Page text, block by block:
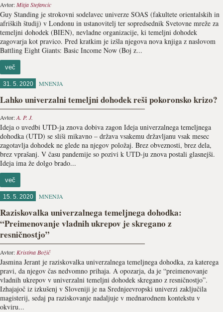
Avtor:Mitja Stefancic
Guy Standing je strokovni sodelavec univerze SOAS (fakultete orientalskih in
afriških študij) v Londonu in ustanovitelj ter sopredsednik Svetovne mreže za
temeljni dohodek (BIEN), nevladne organizacije, ki temeljni dohodek
zagovarja kot pravico. Pred kratkim je izšla njegova nova knjiga z naslovom
Battling Eight Giants: Basic Income Now (Boj z...
več
31. 5. 2020 MNENJA
Lahko univerzalni temeljni dohodek reši pokoronsko krizo?
Avtor:A. P. J.
Ideja o uvedbi UTD-ja znova dobiva zagon Ideja univerzalnega temeljnega
dohodka (UTD) se sliši mikavno – država vsakemu državljanu vsak mesec
zagotavlja dohodek ne glede na njegov položaj. Brez obveznosti, brez dela,
brez vprašanj. V času pandemije so pozivi k UTD-ju znova postali glasnejši.
Ideja ima že dolgo brado...
več
15. 5. 2020 MNENJA
Raziskovalka univerzalnega temeljnega dohodka:
“Preimenovanje vladnih ukrepov je skregano z
resničnostjo”
Avtor: Kristina Božič
Jasmina Jerant je raziskovalka univerzalnega temeljnega dohodka, za katerega
pravi, da njegov čas nedvomno prihaja. A opozarja, da je “preimenovanje
vladnih ukrepov v univerzalni temeljni dohodek skregano z resničnostjo”.
Izhajajoč iz izkušenj v Sloveniji je na Srednjeevropski univerzi zaključila
magisterij, sedaj pa raziskovanje nadaljuje v mednarodnem kontekstu v
okviru...